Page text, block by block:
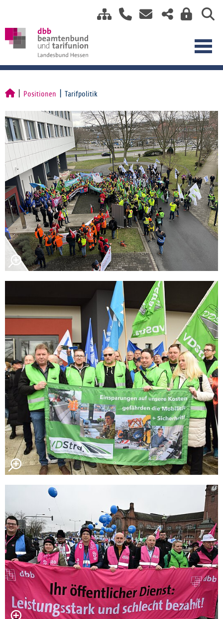
Positionen Tarifpolitik